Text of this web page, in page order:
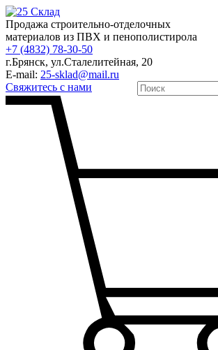
Продажа строительно-отделочных
материалов из ПВХ и пенополистирола
+7 (4832) 78-30-50
г.Брянск, ул.Сталелитейная, 20
E-mail: 25-sklad@mail.ru
Свяжитесь с нами